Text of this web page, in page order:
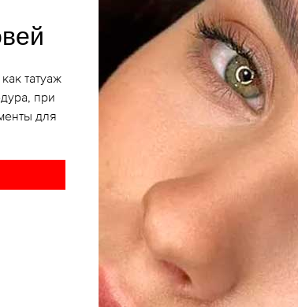
татуаж
при
для